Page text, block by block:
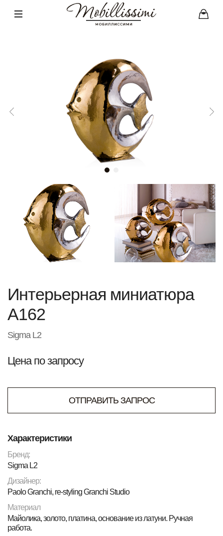
Интерьерная миниатюра
A162
Sigma L2
Цена по запросу
ОТПРАВИТЬ ЗАПРОС
Характеристики
Бренд:
Sigma L2
Дизайнер:
Paolo Granchi, re-styling Granchi Studio
Материал
Майолика, золото, платина, основание из латуни. Ручная
работа.